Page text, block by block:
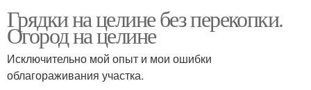
Грядки на целине без перекопки.
Огород на целине
Исключительно мой опыт и мои ошибки
облагораживания участка.